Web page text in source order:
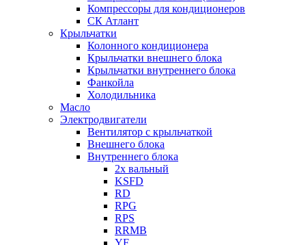
Компрессоры для кондиционеров
СК Атлант
Крыльчатки
Колонного кондиционера
Крыльчатки внешнего блока
Крыльчатки внутреннего блока
Фанкойла
Холодильника
Масло
Электродвигатели
Вентилятор с крыльчаткой
Внешнего блока
Внутреннего блока
2х вальный
KSFD
RD
RPG
RPS
RRMB
YF